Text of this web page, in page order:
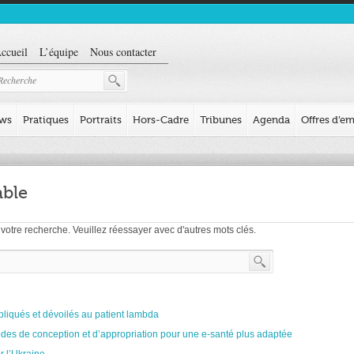
L’équipe Nous contacter
Pratiques Portraits Hors-Cadre Tribunes Agenda Offres
recherche. Veuillez réessayer avec d'autres mots clés.
et dévoilés au patient lambda
de conception et d’appropriation pour une e-santé plus adaptée